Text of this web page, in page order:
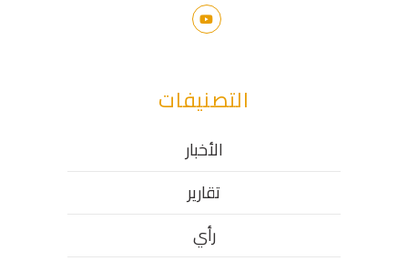
التصنيفات
الأخبار
تقارير
رأي